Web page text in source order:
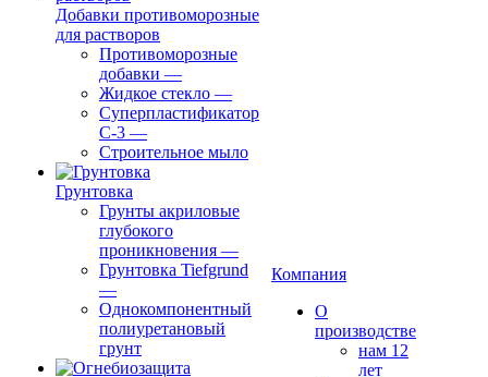
Добавки противоморозные
для растворов
Противоморозные
добавки —
Жидкое стекло —
Суперпластификатор
С-3 —
Строительное мыло
Грунтовка
Грунты акриловые
глубокого
проникновения —
Грунтовка Tiefgrund
—
Однокомпонентный
полиуретановый
грунт
Компания
О
производстве
нам 12
лет